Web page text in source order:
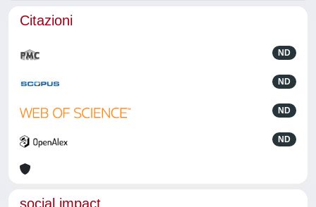
Citazioni
ND
ND
ND
ND
social impact